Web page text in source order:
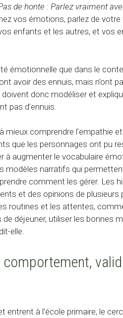
de honte : Parlez vraiment
vos émotions, parlez de
enfants et les autres, et vos
émotionnelle que dans le
avoir des ennuis, mais n’ont
donc modéliser et
pas d’ennuis.
comprendre l’empathie
que les personnages ont pu
à augmenter le vocabulaire
modèles narratifs qui
comment les gérer. Les
et des opinions de plusieurs
routines et les attentes,
déjeuner, utiliser les bonnes
elle.
à l’école primaire, le